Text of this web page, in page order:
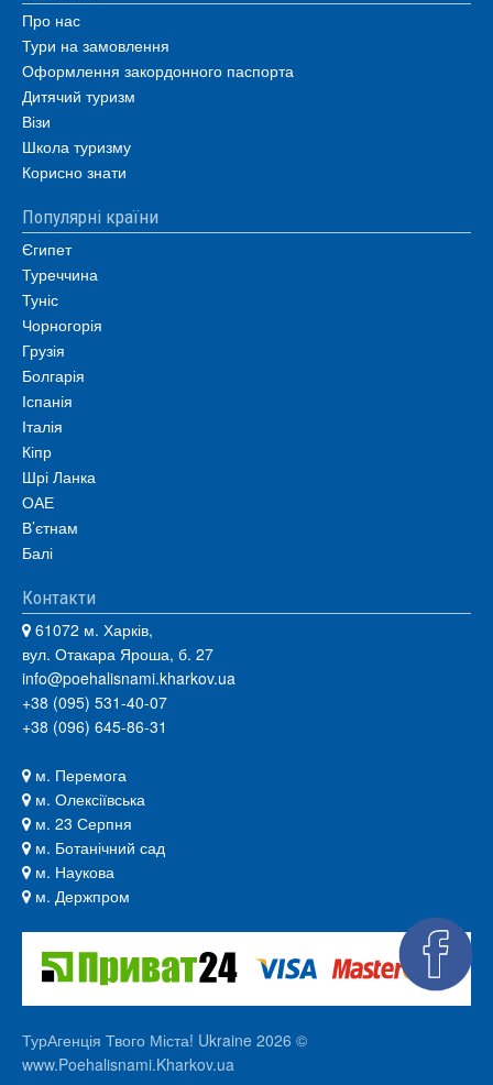
Про нас
Тури на замовлення
Оформлення закордонного паспорта
Дитячий туризм
Візи
Школа туризму
Корисно знати
Популярні країни
Єгипет
Туреччина
Туніс
Чорногорія
Грузія
Болгарія
Іспанія
Італія
Кіпр
Шрі Ланка
ОАЕ
В’єтнам
Балі
Контакти
61072 м. Харків,
вул. Отакара Яроша, б. 27
info@poehalisnami.kharkov.ua
+38 (095) 531-40-07
+38 (096) 645-86-31
м. Перемога
м. Олексіївська
м. 23 Серпня
м. Ботанічний сад
м. Наукова
м. Держпром
ТурАгенція Твого Міста! Ukraine 2026 ©
www.Poehalisnami.Kharkov.ua